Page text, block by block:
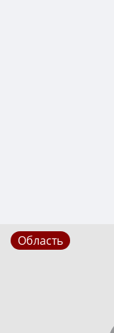
Область